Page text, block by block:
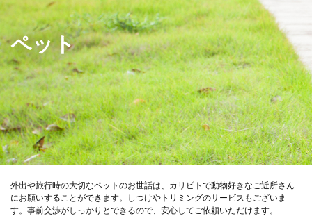
ペット
外出や旅行時の大切なペットのお世話は、カリビトで動物好きなご近所さん
にお願いすることができます。しつけやトリミングのサービスもございま
す。事前交渉がしっかりとできるので、安心してご依頼いただけます。